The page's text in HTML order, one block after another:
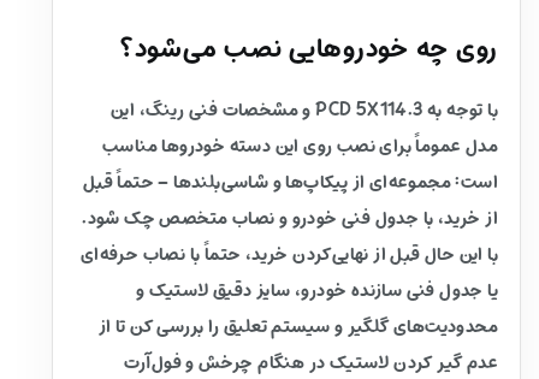
روی چه خودروهایی نصب می‌شود؟
با توجه به PCD 5X114.3 و مشخصات فنی رینگ، این
مدل عموماً برای نصب روی این دسته خودروها مناسب
است: مجموعه‌ای از پیکاپ‌ها و شاسی‌بلندها – حتماً قبل
از خرید، با جدول فنی خودرو و نصاب متخصص چک شود.
با این حال قبل از نهایی‌کردن خرید، حتماً با نصاب حرفه‌ای
یا جدول فنی سازنده خودرو، سایز دقیق لاستیک و
محدودیت‌های گلگیر و سیستم تعلیق را بررسی کن تا از
عدم گیر کردن لاستیک در هنگام چرخش و فول‌آرت